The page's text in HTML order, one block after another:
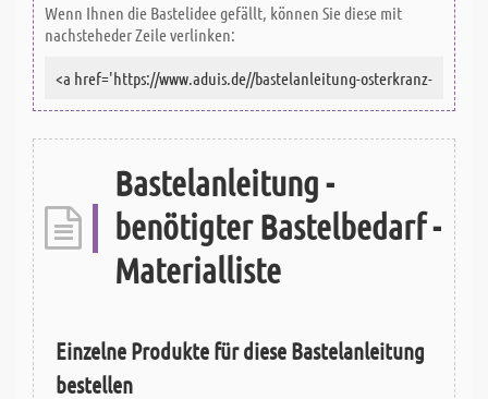
Wenn Ihnen die Bastelidee gefällt, können Sie diese mit
nachsteheder Zeile verlinken:
Bastelanleitung -
benötigter Bastelbedarf -
Materialliste
Einzelne Produkte für diese Bastelanleitung
bestellen